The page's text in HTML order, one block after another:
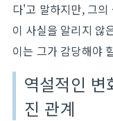
다'고 말하지만, 그의
이 사실을 알리지 않
이는 그가 감당해야
역설적인
진 관계